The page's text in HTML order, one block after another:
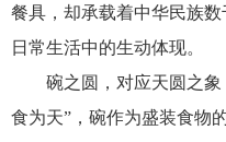
餐具，却承载着中华民族
日常生活中的生动体现。
碗之圆，对应天圆之
食为天”，碗作为盛装食物